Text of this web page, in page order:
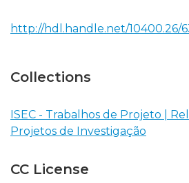
http://hdl.handle.net/10400.26/
Collections
ISEC - Trabalhos de Projeto |
Projetos de Investigação
CC License